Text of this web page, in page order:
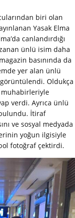
biri olan
Yasak Elma
canlandırdığı
ünlü isim daha
basınında da
yer alan ünlü
Oldukça
muhabirleriyle
verdi. Ayrıca ünlü
İtiraf
ve sosyal medyada
yoğun ilgisiyle
fotoğraf çektirdi.